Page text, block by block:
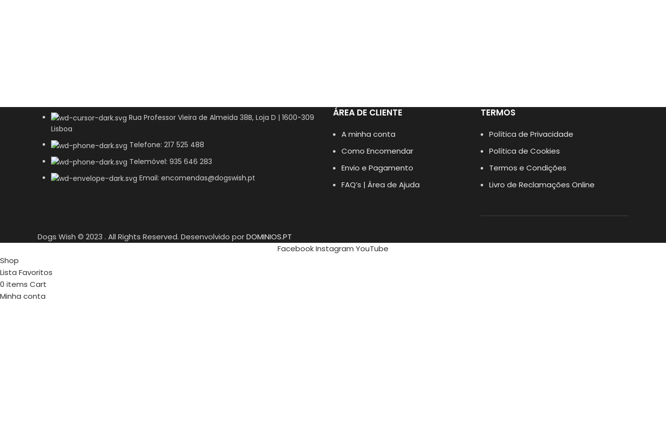
Rua Professor Vieira de Almeida 38B, Loja D | 1600-309
Lisboa
Telefone: 217 525 488
Telemóvel: 935 646 283
Email: encomendas@dogswish.pt
ÁREA DE CLIENTE
A minha conta
Como Encomendar
Envio e Pagamento
FAQ’s | Área de Ajuda
TERMOS
Política de Privacidade
Política de Cookies
Termos e Condições
Livro de Reclamações Online
Dogs Wish © 2023 . All Rights Reserved. Desenvolvido porDOMINIOS.PT
FacebookInstagram YouTube
Shop
Lista Favoritos
0 items Cart
Minha conta